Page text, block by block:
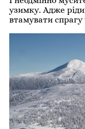
узимку. Адже
втамувати спрагу